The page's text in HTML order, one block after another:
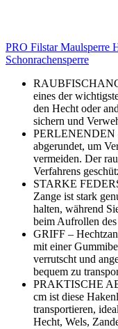
PRO Filstar Maulsperre
Schonrachensperre
eines der
den Hecht oder
sichern und
PERLENENDEN
abgerundet, um
vermeiden. Der
Verfahrens
STARKE
Zange ist stark
halten, während
beim Aufrollen
GRIFF –
mit einer
verrutscht und
bequem zu
PRAKTISCHE
cm ist diese
transportieren,
Hecht, Wels,